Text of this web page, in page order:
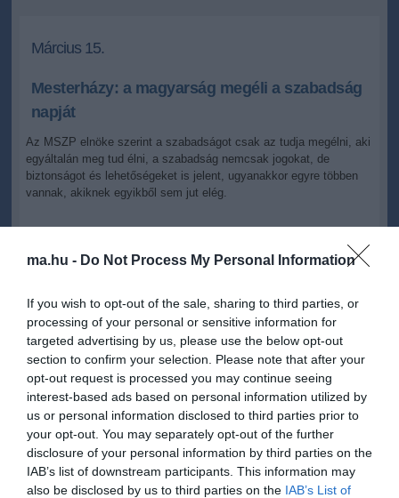
ma.hu - Do Not Process My Personal Information
If you wish to opt-out of the sale, sharing to third parties, or
processing of your personal or sensitive information for
targeted advertising by us, please use the below opt-out
section to confirm your selection. Please note that after your
opt-out request is processed you may continue seeing
interest-based ads based on personal information utilized by
us or personal information disclosed to third parties prior to
your opt-out. You may separately opt-out of the further
disclosure of your personal information by third parties on the
IAB’s list of downstream participants. This information may
also be disclosed by us to third parties on the IAB’s List of
Március 15.
Mesterházy: a magyarság megéli a szabadság
napját
Az MSZP elnöke szerint a szabadságot csak az tudja megélni, aki
egyáltalán meg tud élni, a szabadság nemcsak jogokat, de
biztonságot és lehetőségeket is jelent, ugyanakkor egyre többen
vannak, akiknek egyikből sem jut elég.
Az MSZP elnöke az 1848-49-es forradalom és szabadságharc 165.
évfordulóján úgy fogalmazott: március 15-e jóval több, mint a
magyar történelem egyik legfelemelőbb eseményének emléknapja.
Mint mondta: "ilyenkor nemcsak emlékezünk a szabadság
kivívására, hanem újból és újból ünnepeljük és megéljük magát a
szabadságot is. Ma " szabadságunkat egyrészről a gazdasági
lecsúszás és a növekvő elszegényedés, másrészről a magyar
demokrácia és a jogállam eltiprásának veszélye fenyegeti" -
fogalmazott az MSZP elnöke a miskolci Kossuth szobornál, ahol a
hideg ellenére több száz ember gyűlt össze.